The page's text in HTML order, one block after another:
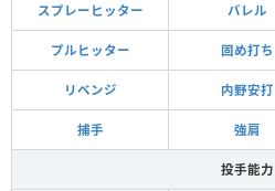
スプレーヒッター バレル
プルヒッター 固め打ち
リベンジ 内野安打
捕手 強肩
投手能力